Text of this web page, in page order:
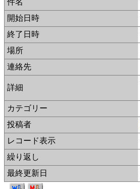
開始日時
終了日時
場所
連絡先
詳細
カテゴリー
投稿者
レコード表示
繰り返し
最終更新日